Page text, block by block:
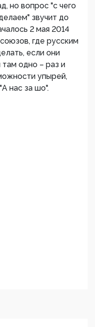
но вопрос "с чего
звучит до
2 мая 2014
где русским
если они
одно – раз и
упырей,
нас за шо".